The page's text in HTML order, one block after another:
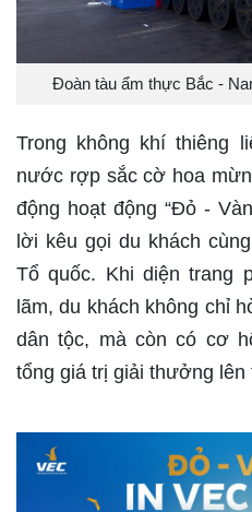
Đoàn tàu ẩm thực Bắc -
Trong không khí thiêng
nước rợp sắc cờ hoa
động hoạt động “Đỏ -
lời kêu gọi du khách
Tổ quốc. Khi diện trang
lãm, du khách không chỉ
dân tộc, mà còn có cơ
tổng giá trị giải thưởng